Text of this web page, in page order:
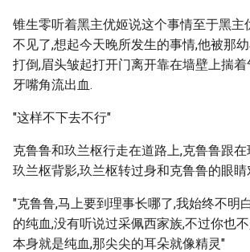
锥生零听着黑主优姬说这个事情至于黑主
不见了,想起今天晚所发生的事情,他被那
打倒,眉头皱起打开门离开靠在墙壁上揣
牙嘴角流出血.
"这样不下去不行"
克鲁鲁和玖兰枢行走在道路上,克鲁鲁跟
玖兰枢背影,玖兰枢转过身和克鲁鲁的眼睛
"克鲁鲁,马上要到理事长哪了,我始终不明
的纯血,没有听说过采佩西家族,不过你也
本身就是纯血,那尖尖的耳朵就像精灵"